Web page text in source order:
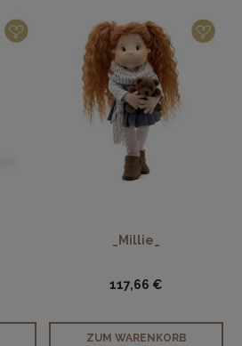
_Millie_
117,66 €
ZUM WARENKORB